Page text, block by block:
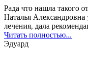
Рада что нашла такого
Наталья Александровна
лечения, дала
Читать полностью...
Эдуард